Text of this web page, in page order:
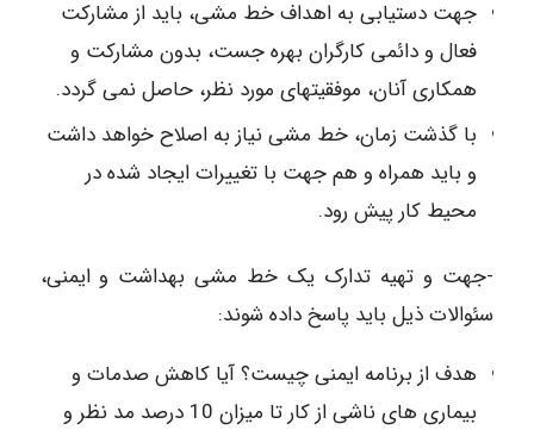
جهت دستیابی به اهداف خط مشی، باید از مشارکت
فعال و دائمی کارگران بهره جست، بدون مشارکت و
همکاری آنان، موفقیتهای مورد نظر، حاصل نمی گردد.
با گذشت زمان، خط مشی نیاز به اصلاح خواهد داشت
و باید همراه و هم جهت با تغییرات ایجاد شده در
محیط کار پیش رود.
-جهت و تهیه تدارک یک خط مشی بهداشت و ایمنی،
سئوالات ذیل باید پاسخ داده شوند:
هدف از برنامه ایمنی چیست؟ آیا کاهش صدمات و
بیماری های ناشی از کار تا میزان 10 درصد مد نظر و